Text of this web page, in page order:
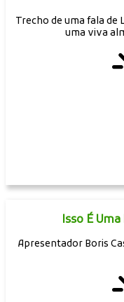
Trecho de uma fala de
uma viva
Isso É
Apresentador Boris